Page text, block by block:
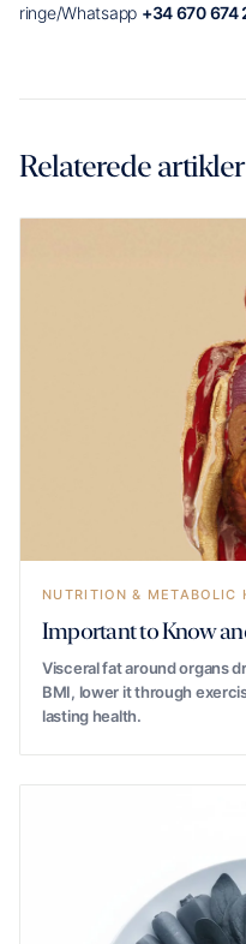
ringe/Whatsapp +34 670 674
Relaterede artikler
NUTRITION &
Important to Know
Visceral fat around organs
BMI, lower it through
lasting health.